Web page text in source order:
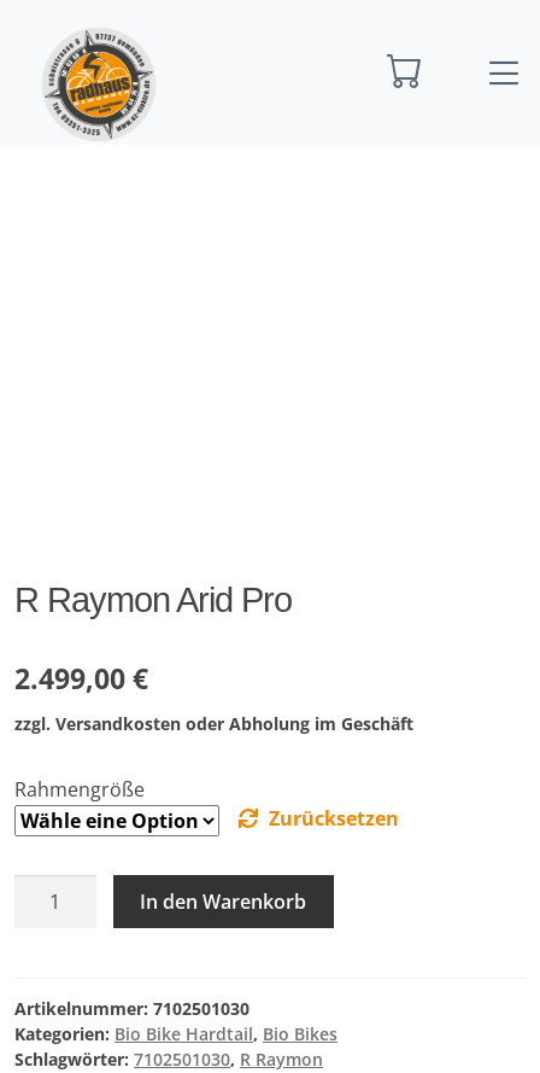
Startseite
Arid Pro
R Raymon Arid Pro
2.499,00€
zzgl. Versandkosten oder Abholung im Geschäft
Rahmengröße
Zurücksetzen
Raymon
Menge
In den Warenkorb
Artikelnummer: 7102501030
Kategorien: Bio Bike Hardtail, Bio Bikes
Schlagwörter: 7102501030, R Raymon